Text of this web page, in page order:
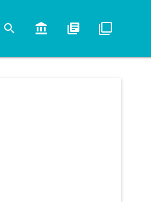
search account_balance library_books filter_none